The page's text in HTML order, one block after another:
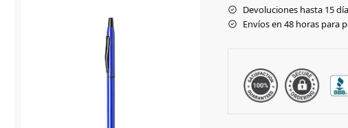
BLANCO
NARANJA
Devoluciones hasta 15
Envíos en 48 horas para